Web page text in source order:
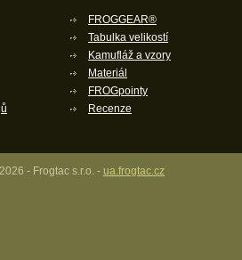
FROGGEAR®
Tabulka velikostí
Kamufláž a vzory
Materiál
FROGpointy
Recenze
- Frogtac s.r.o. - ua.frogtac.cz